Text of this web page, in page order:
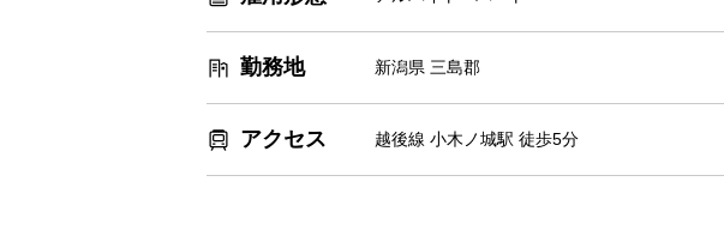
勤務地 新潟県 三島郡
アクセス 越後線 小木ノ城駅 徒歩5分